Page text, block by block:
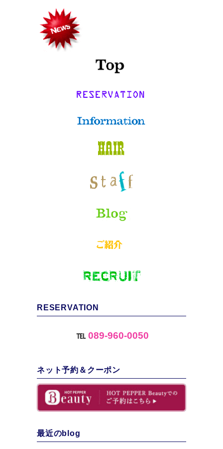
RESERVATION
℡ 089-960-0050
ネット予約＆クーポン
最近のblog